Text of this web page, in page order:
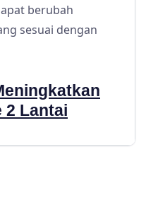
berubah
sesuai dengan
2 Lantai